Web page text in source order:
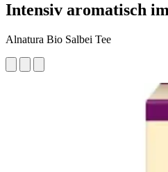
Intensiv aromatisch
Alnatura Bio Salbei Tee